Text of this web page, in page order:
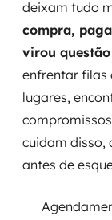
deixam tudo
compra,
virou
enfrentar filas
lugares,
cuidam disso,
antes de